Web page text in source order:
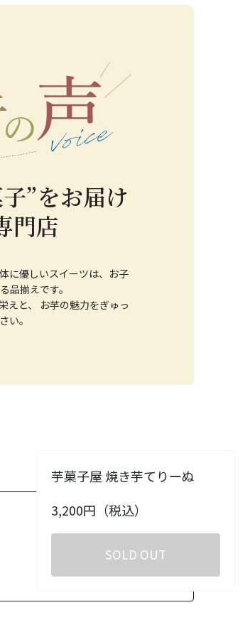
芋菓子屋 焼き芋てりーぬ
3,200円（税込）
SOLD OUT
”をお届け
門店
に優しいスイーツは、お子
品揃えです。
えと、 お芋の魅力をぎゅっ
い。